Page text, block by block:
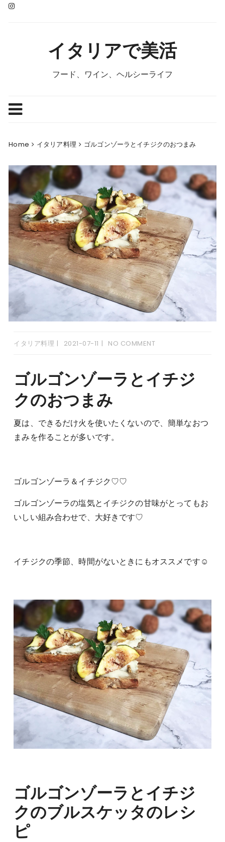
Skip
イタリアで美活
フード、ワイン、ヘルシーライフ
Home イタリア料理 ゴルゴンゾーラとイチジクのおつまみ
イタリア料理 2021-07-11 NO COMMENT
ゴルゴンゾーラとイチジ
クのおつまみ
夏は、できるだけ火を使いたくないので、簡単なおつ
まみを作ることが多いです。
ゴルゴンゾーラ＆イチジク♡♡
ゴルゴンゾーラの塩気とイチジクの甘味がとってもお
いしい組み合わせで、大好きです♡
イチジクの季節、時間がないときにもオススメです☺
ゴルゴンゾーラとイチジ
クのブルスケッタのレシ
ピ